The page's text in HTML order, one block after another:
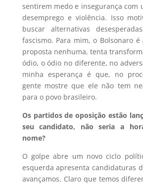
sentirem medo e insegurança com
desemprego e violência. Isso
buscar alternativas
fascismo. Para mim, o Bolsonaro
proposta nenhuma, tenta
ódio, o ódio no diferente, no
minha esperança é que, no
gente mostre que ele não tem
para o povo brasileiro.
Os partidos de oposição estão
seu candidato, não seria a
nome?
O golpe abre um novo ciclo
esquerda apresenta candidaturas
avançamos. Claro que temos